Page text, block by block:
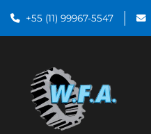
+55 (11) 99967-5547